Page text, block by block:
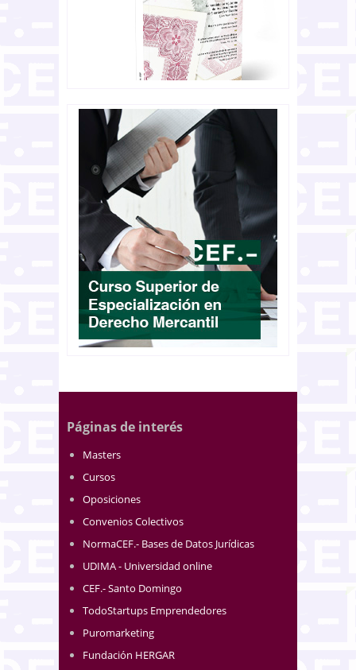
Páginas de interés
Masters
Cursos
Oposiciones
Convenios Colectivos
NormaCEF.- Bases de Datos Jurídicas
UDIMA - Universidad online
CEF.- Santo Domingo
TodoStartups Emprendedores
Puromarketing
Fundación HERGAR